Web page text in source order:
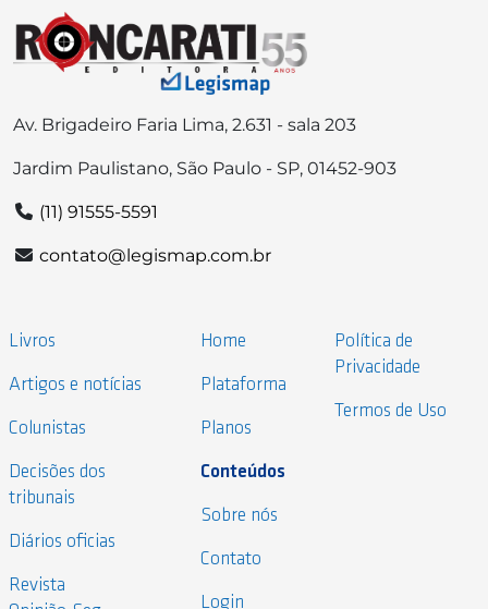
Av. Brigadeiro Faria Lima, 2.631 - sala 203
Jardim Paulistano, São Paulo - SP, 01452-903
(11) 91555-5591
contato@legismap.com.br
Livros
Artigos e notícias
Colunistas
Decisões dos
tribunais
Diários oficias
Revista
Home
Plataforma
Planos
Conteúdos
Sobre nós
Contato
Login
Política de
Privacidade
Termos de Uso